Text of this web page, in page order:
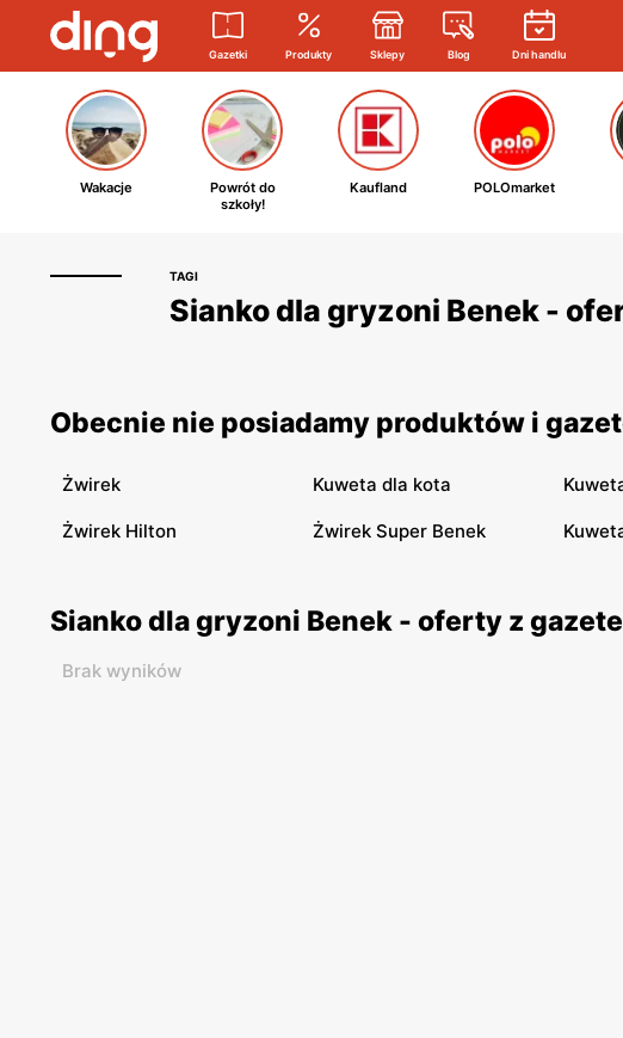
Gazetki Produkty Sklepy Blog Dni handlu
Wakacje
Powrót do
szkoły!
Kaufland POLOmarket
TAGI
Sianko dla gryzoni Benek -
Obecnie nie posiadamy produktów i
Żwirek Kuweta dla kota
Żwirek Hilton Żwirek Super Benek
Sianko dla gryzoni Benek - oferty z
Brak wyników